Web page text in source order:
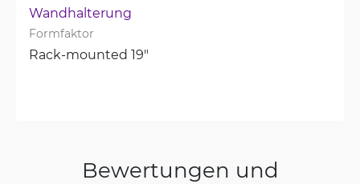
Wandhalterung
Formfaktor
Rack-mounted 19"
Bewertungen und